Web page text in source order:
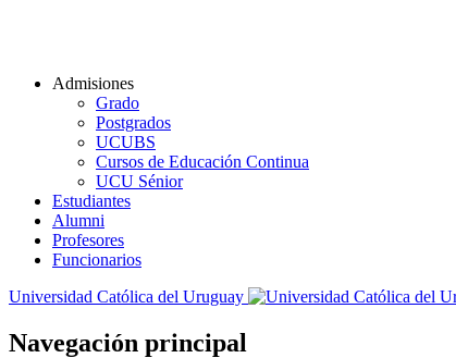
Admisiones
Grado
Postgrados
UCUBS
Cursos de Educación Continua
UCU Sénior
Estudiantes
Alumni
Profesores
Funcionarios
Universidad Católica del Uruguay
Navegación principal